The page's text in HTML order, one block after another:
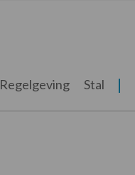
Regelgeving Stal